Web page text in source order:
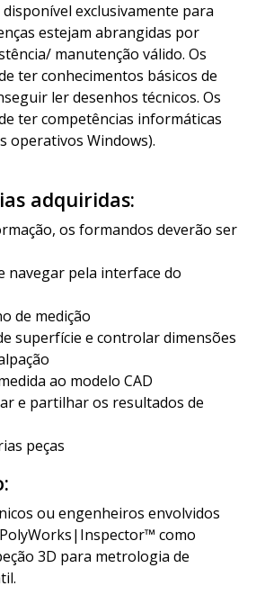
exclusivamente para
estejam abrangidas por
manutenção válido. Os
ter conhecimentos básicos de
ler desenhos técnicos. Os
ter competências informáticas
operativos Windows).
adquiridas:
os formandos deverão ser
navegar pela interface do
de medição
superfície e controlar dimensões
ao modelo CAD
e partilhar os resultados de
peças
ou engenheiros envolvidos
como
3D para metrologia de